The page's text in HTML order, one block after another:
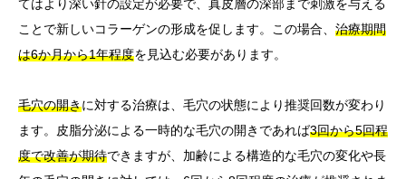
てはより深い針の設定が必要で、真皮層の深部まで刺激を与える
ことで新しいコラーゲンの形成を促します。この場合、 治療期間
は6か月から1年程度を見込む必要があります。
毛穴の開きに対する治療は、毛穴の状態により推奨回数が変わり
ます。皮脂分泌による一時的な毛穴の開きであれば3回から5回程
度で改善が期待できますが、加齢による構造的な毛穴の変化や長